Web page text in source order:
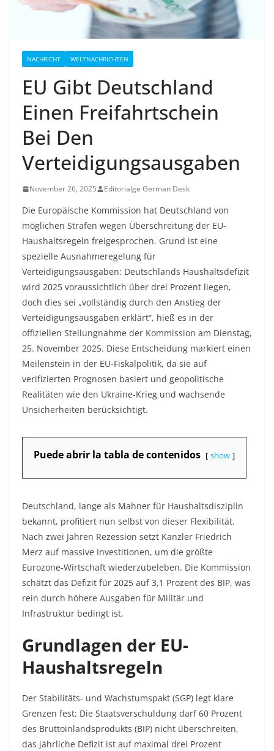
NACHRICHT WELTNACHRICHTEN
EU Gibt Deutschland
Einen Freifahrtschein
Bei Den
Verteidigungsausgaben
November 26, 2025 Editorialge German Desk
Die Europäische Kommission hat Deutschland von
möglichen Strafen wegen Überschreitung der EU-
Haushaltsregeln freigesprochen. Grund ist eine
spezielle Ausnahmeregelung für
Verteidigungsausgaben: Deutschlands Haushaltsdefizit
wird 2025 voraussichtlich über drei Prozent liegen,
doch dies sei „vollständig durch den Anstieg der
Verteidigungsausgaben erklärt“, hieß es in der
offiziellen Stellungnahme der Kommission am Dienstag,
25. November 2025. Diese Entscheidung markiert einen
Meilenstein in der EU-Fiskalpolitik, da sie auf
verifizierten Prognosen basiert und geopolitische
Realitäten wie den Ukraine-Krieg und wachsende
Unsicherheiten berücksichtigt.​
Puede abrir la tabla de contenidos show
Deutschland, lange als Mahner für Haushaltsdisziplin
bekannt, profitiert nun selbst von dieser Flexibilität.
Nach zwei Jahren Rezession setzt Kanzler Friedrich
Merz auf massive Investitionen, um die größte
Eurozone-Wirtschaft wiederzubeleben. Die Kommission
schätzt das Defizit für 2025 auf 3,1 Prozent des BIP, was
rein durch höhere Ausgaben für Militär und
Infrastruktur bedingt ist.​
Grundlagen der EU-
Haushaltsregeln
Der Stabilitäts- und Wachstumspakt (SGP) legt klare
Grenzen fest: Die Staatsverschuldung darf 60 Prozent
des Bruttoinlandsprodukts (BIP) nicht überschreiten,
das jährliche Defizit ist auf maximal drei Prozent